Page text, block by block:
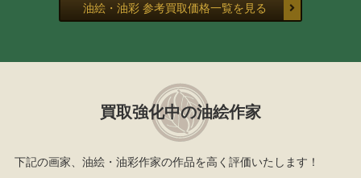
油絵・油彩 参考買取価格一覧を見る
買取強化中の油絵作家
下記の画家、油絵・油彩作家の作品を高く評価いたします！